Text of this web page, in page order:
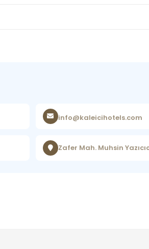
info@kaleicihotels.com
Zafer Mah. Muhsin